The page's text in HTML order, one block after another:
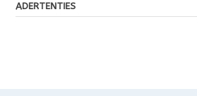
ADERTENTIES